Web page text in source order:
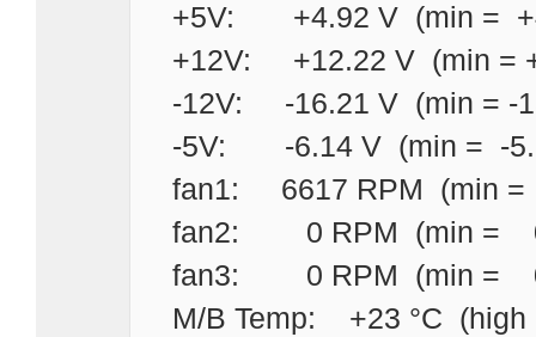
+5V: +4.92 V (min =
+12V: +12.22 V (min =
-12V: -16.21 V (min = -
-5V: -6.14 V (min = -
fan1: 6617 RPM (min =
fan2: 0 RPM (min = 0
fan3: 0 RPM (min = 0
M/B Temp: +23 °C